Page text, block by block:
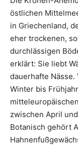
östlichen
in Griechenland,
eher trockenen,
durchlässigen
erklärt: Sie liebt
dauerhafte Nässe.
Winter bis
zwischen April
Botanisch gehört